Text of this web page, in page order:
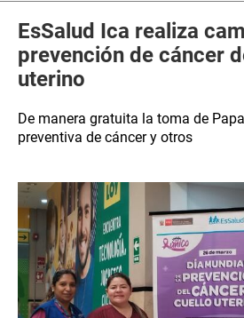
EsSalud Ica realiza
prevención de cáncer
uterino
De manera gratuita la toma de
preventiva de cáncer y otros